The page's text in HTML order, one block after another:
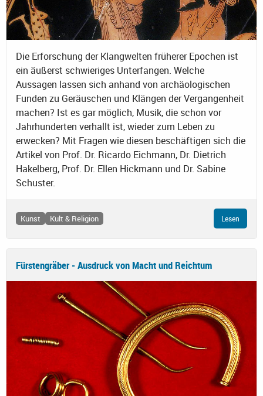
Die Erforschung der Klangwelten früherer Epochen ist
ein äußerst schwieriges Unterfangen. Welche
Aussagen lassen sich anhand von archäologischen
Funden zu Geräuschen und Klängen der Vergangenheit
machen? Ist es gar möglich, Musik, die schon vor
Jahrhunderten verhallt ist, wieder zum Leben zu
erwecken? Mit Fragen wie diesen beschäftigen sich die
Artikel von Prof. Dr. Ricardo Eichmann, Dr. Dietrich
Hakelberg, Prof. Dr. Ellen Hickmann und Dr. Sabine
Schuster.
Kunst Kult & Religion Lesen
Fürstengräber - Ausdruck von Macht und Reichtum